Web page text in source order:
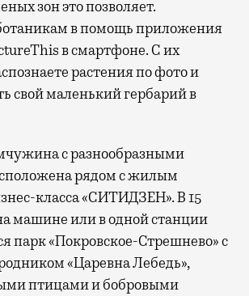
зон это позволяет.
в помощь приложения
в смартфоне. С их
растения по фото и
свой маленький гербарий в
с разнообразными
рядом с жилым
класса «СИТИДЗЕН». В 15
машине или в одной станции
парк «Покровское-Стрешнево» с
«Царевна Лебедь»,
птицами и бобровыми